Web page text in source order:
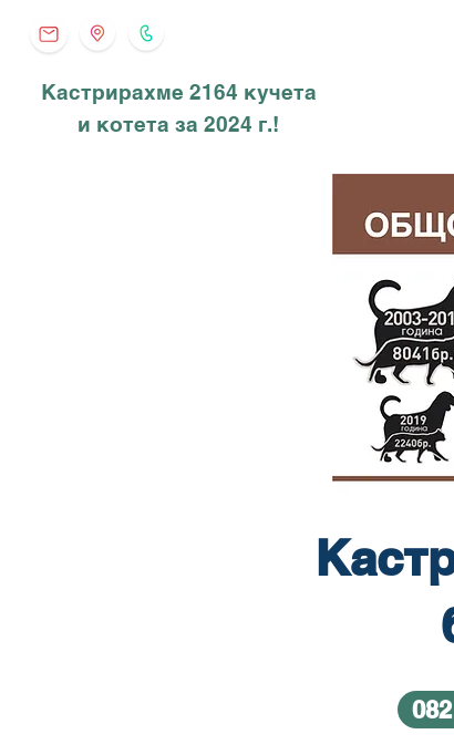
Кастрирахме 2164 кучета
и котета за 2024 г.!